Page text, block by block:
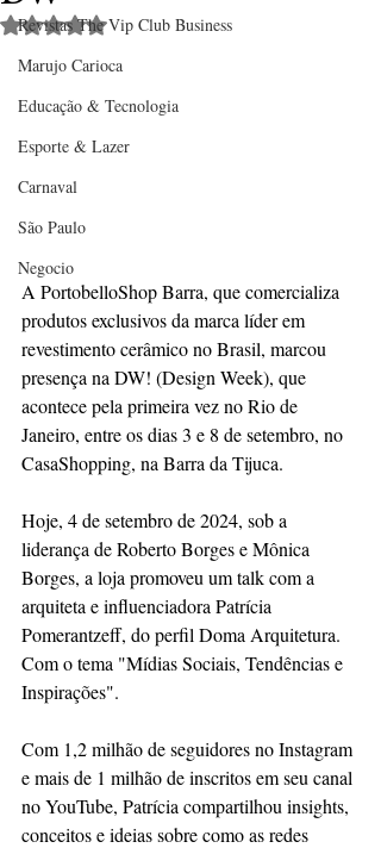
Revistas The Vip Club Business
Marujo Carioca
Educação & Tecnologia
Esporte & Lazer
Carnaval
São Paulo
Negocio
Avaliado com NaN de 5 estrelas.
A PortobelloShop Barra, que comercializa
produtos exclusivos da marca líder em
revestimento cerâmico no Brasil, marcou
presença na DW! (Design Week), que
acontece pela primeira vez no Rio de
Janeiro, entre os dias 3 e 8 de setembro, no
CasaShopping, na Barra da Tijuca.
Hoje, 4 de setembro de 2024, sob a
liderança de Roberto Borges e Mônica
Borges, a loja promoveu um talk com a
arquiteta e influenciadora Patrícia
Pomerantzeff, do perfil Doma Arquitetura.
Com o tema "Mídias Sociais, Tendências e
Inspirações".
Com 1,2 milhão de seguidores no Instagram
e mais de 1 milhão de inscritos em seu canal
no YouTube, Patrícia compartilhou insights,
conceitos e ideias sobre como as redes